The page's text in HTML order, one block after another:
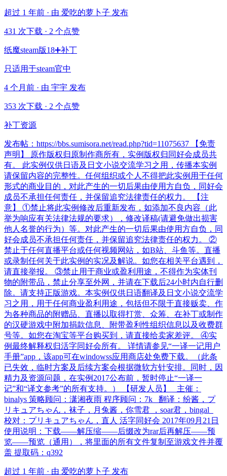
超过 1 年前 · 由 爱吃的萝卜子 发布
431 次下载 · 2 个点赞
纸魔steam版18➕补丁
只适用于steam官中
4 个月前 · 由 宇宇 发布
353 次下载 · 2 个点赞
补丁资源
发布帖：https://bbs.sumisora.net/read.php?tid=11075637 【免责
声明】 原作版权归原制作商所有，实例版权归同好会成员共
有。 此实例仅供日语及日文小说交流学习之用，传播本实例
请保留内容的完整性。任何组织或个人不得把此实例用于任何
形式的商业目的，对此产生的一切后果由使用方自负，同好会
成员不承担任何责任，并保留追究法律责任的权力。 【注
意】 ①禁止将此实例修改后重新发布，如添加不良内容（此
举为响应有关法律法规的要求），修改译稿(请避免做出损害
他人名誉的行为）等。对此产生的一切后果由使用方自负，同
好会成员不承担任何责任，并保留追究法律责任的权力。 ②
禁止于任何直播平台或任何视频网站，如B站、斗鱼等。直播
或录制任何关于此实例的实况及解说。如您在相关平台遇到，
请直接举报。 ③禁止用于商业或盈利用途，不得作为实体刊
物的附带品，禁止分享至外网，并请在下载后24小时内自行删
除。请支持正版游戏。本实例仅供日语翻译及日文小说交流学
习之用，用于任何商业盈利用途，包括但不限于直接贩卖、作
为各种商品的附赠品、直播以取得打赏、众筹、在补丁或制作
的汉硬游戏中附加捐款信息、附带盈利性组织信息以及收费群
号等。如您在淘宝等平台购买到，请直接给卖家差评。 ④实
例最终解释权归活字同好会所有。 详情请参见“一译一记用户
手册”app，该app可在windowss应用商店处免费下载。（此条
已失效，临时方案及后续方案会根据微软方针安排。同时，因
精力及资源问题，在实例2017公布前，暂时停止“一译一
记”和“译文参考”的所有支持。） 【研发人员】 主催：
binalys 策略顾问：潇湘夜雨 程序顾问：7k 翻译：纷酱，プ
リキュアちゃん，袜子，月兔酱，你雪君 ，soar君，bingal
校对：プリキュアちゃん，直人 活字同好会 2017年09月21日
使用说明：下载——解压缩——后缀改为rar后再解压——预
览——预览（通用），将里面的所有文件复制至游戏文件并覆
盖 提取码：q392
超过 1 年前 · 由 爱吃的萝卜子 发布